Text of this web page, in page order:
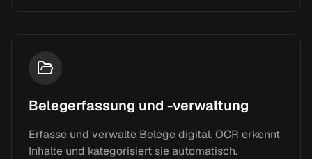
Belegerfassung und -verwaltung
Erfasse und verwalte Belege digital. OCR erkennt
Inhalte und kategorisiert sie automatisch.